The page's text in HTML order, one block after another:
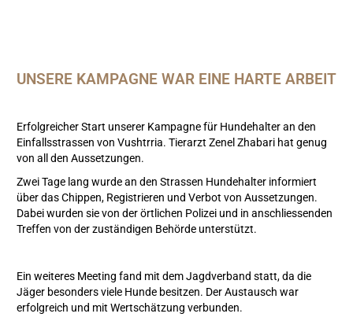
UNSERE KAMPAGNE WAR EINE HARTE ARBEIT
Erfolgreicher Start unserer Kampagne für Hundehalter an den
Einfallsstrassen von Vushtrria. Tierarzt Zenel Zhabari hat genug
von all den Aussetzungen.
Zwei Tage lang wurde an den Strassen Hundehalter informiert
über das Chippen, Registrieren und Verbot von Aussetzungen.
Dabei wurden sie von der örtlichen Polizei und in anschliessenden
Treffen von der zuständigen Behörde unterstützt.
Ein weiteres Meeting fand mit dem Jagdverband statt, da die
Jäger besonders viele Hunde besitzen. Der Austausch war
erfolgreich und mit Wertschätzung verbunden.